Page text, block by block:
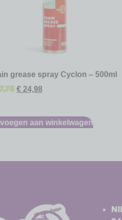
grease spray Cyclon – 500ml
€ 24,98
aan winkelwagen